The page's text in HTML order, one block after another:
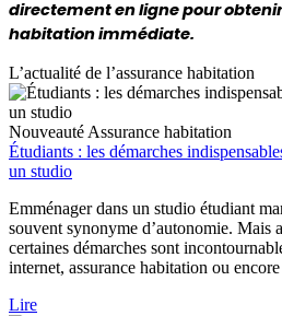
directement en ligne pour
habitation immédiate.
L’actualité de l’assurance habitation
Nouveauté Assurance habitation
Étudiants : les démarches
un studio
Emménager dans un studio étudiant
souvent synonyme d’autonomie. Mais
certaines démarches sont
internet, assurance habitation ou
Lire